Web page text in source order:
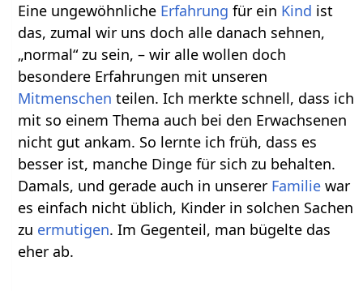
Eine ungewöhnliche Erfahrung für ein Kind ist
das, zumal wir uns doch alle danach sehnen,
„normal“ zu sein, – wir alle wollen doch
besondere Erfahrungen mit unseren
Mitmenschen teilen. Ich merkte schnell, dass ich
mit so einem Thema auch bei den Erwachsenen
nicht gut ankam. So lernte ich früh, dass es
besser ist, manche Dinge für sich zu behalten.
Damals, und gerade auch in unserer Familie war
es einfach nicht üblich, Kinder in solchen Sachen
zu ermutigen. Im Gegenteil, man bügelte das
eher ab.